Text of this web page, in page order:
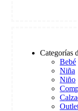
Categorías
Bebé
Niña
Niño